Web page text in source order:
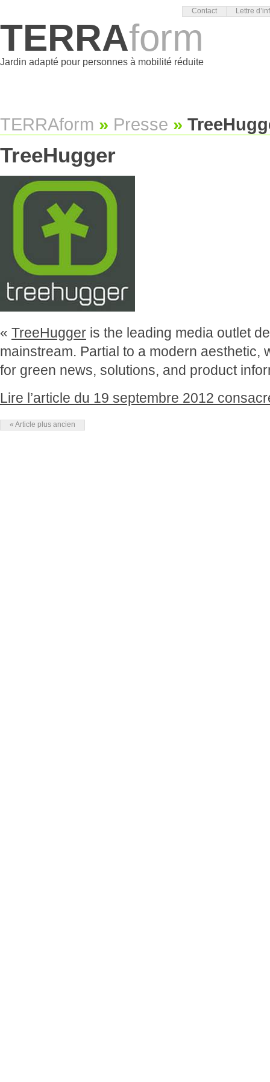
Contact Lettre
TERRAform
Jardin adapté pour personnes à mobilité réduite
TERRAform » Presse »
TreeHugger
« TreeHugger is the leading media outlet
mainstream. Partial to a modern aesthetic,
for green news, solutions, and product
Lire l’article du 19 septembre 2012
« Article plus ancien